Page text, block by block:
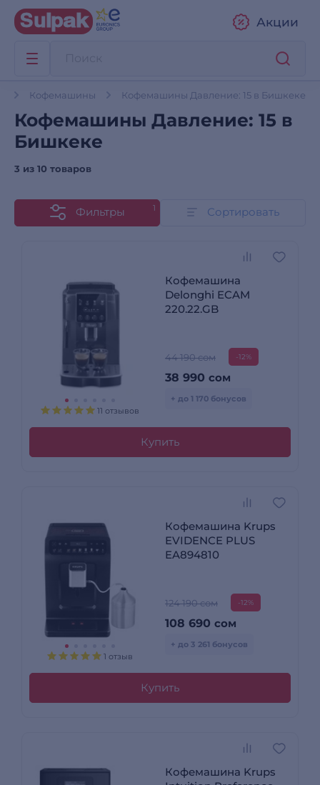
Акции
Кофемашины Кофемашины Давление: 15 в Бишкеке
Кофемашины Давление: 15 в
Бишкеке
3 из 10 товаров
Фильтры 1 Сортировать
11 отзывов
Кофемашина
Delonghi ECAM
220.22.GB
44 190 сом -12%
38 990 сом
+ до 1 170 бонусов
Купить
1 отзыв
Кофемашина Krups
EVIDENCE PLUS
EA894810
124 190 сом -12%
108 690 сом
+ до 3 261 бонусов
Купить
Кофемашина Krups